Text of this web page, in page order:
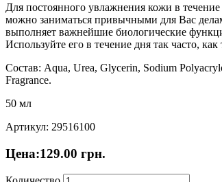
Для постоянного увлажнения кожи в
можно заниматься привычными для Вас
выполняет важнейшие биологические
Используйте его в течение дня так часто,
Состав: Aqua, Urea, Glycerin, Sodium
Fragrance.
50 мл
Артикул: 29516100
Цена:129.00 грн.